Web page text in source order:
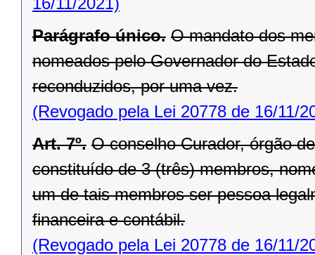
Parágrafo único. O mandato dos
nomeados pelo Governador do
reconduzidos, por uma vez.
(Revogado pela Lei 20778 de 16/11/
Art. 7º. O conselho Curador, órgão
constituído de 3 (três) membros,
um de tais membros ser pessoa
financeira e contábil.
(Revogado pela Lei 20778 de 16/11/